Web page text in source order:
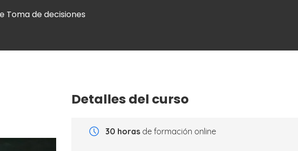
Toma de decisiones
Detalles del curso
30 horasde formación online